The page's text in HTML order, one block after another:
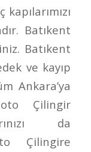
Batıkent
Batıkent
ve kayıp
Ankara’ya
Çilingir
da
Çilingire